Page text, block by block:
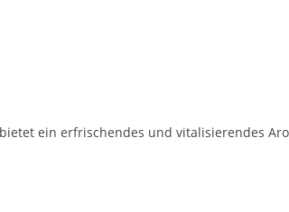
ein erfrischendes und vitalisierendes